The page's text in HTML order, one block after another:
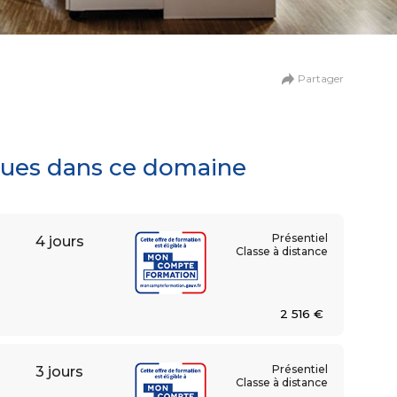
et collaboratif
Partager
dans ce domaine
2 516 €
4 jours
Présentiel
Classe à distance
3 jours
Présentiel
Classe à distance